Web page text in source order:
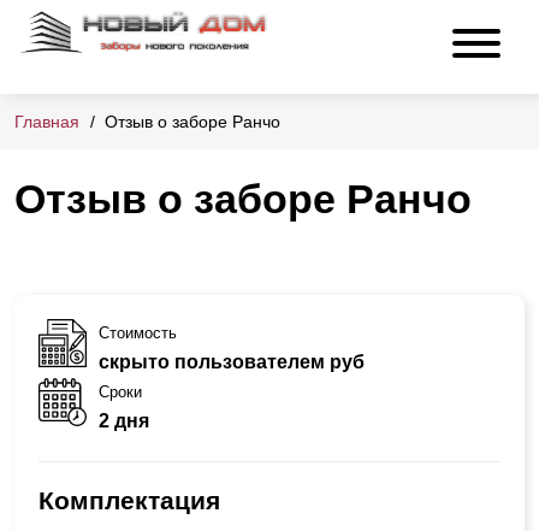
Главная Отзыв о заборе Ранчо
Отзыв о заборе Ранчо
Стоимость
скрыто пользователем руб
Сроки
2 дня
Комплектация